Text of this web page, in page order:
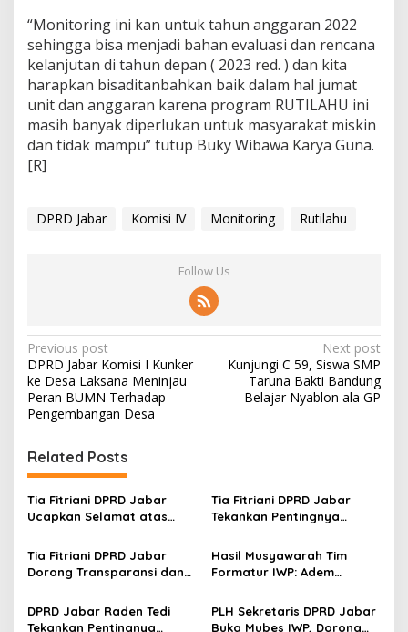
2
“Monitoring ini kan untuk tahun anggaran 2022
sehingga bisa menjadi bahan evaluasi dan rencana
kelanjutan di tahun depan ( 2023 red. ) dan kita
harapkan bisaditanbahkan baik dalam hal jumat
unit dan anggaran karena program RUTILAHU ini
masih banyak diperlukan untuk masyarakat miskin
dan tidak mampu” tutup Buky Wibawa Karya Guna.
[R]
DPRD Jabar Komisi IV Monitoring Rutilahu
Follow Us
P
o
s
t
n
a
v
i
g
a
t
Previous post
DPRD Jabar Komisi I Kunker
ke Desa Laksana Meninjau
Peran BUMN Terhadap
Pengembangan Desa
Next post
Kunjungi C 59, Siswa SMP
Taruna Bakti Bandung
Belajar Nyablon ala GP
Related Posts
Tia Fitriani DPRD Jabar
Ucapkan Selamat atas
Adem Sutisna sebagai
Ketua IWP Jabar
Tia Fitriani DPRD Jabar
Tekankan Pentingnya
Perkuat Kader NasDem di
Kabupaten Bandung
Tia Fitriani DPRD Jabar
Dorong Transparansi dan
Pemprov Jabar hingga
Tingkat Desa
Hasil Musyawarah Tim
Formatur IWP: Adem
IWP DPRD Jabar Periode
2026–2028
DPRD Jabar Raden Tedi
Tekankan Pentingnya
PLH Sekretaris DPRD Jabar
Buka Mubes IWP, Dorong